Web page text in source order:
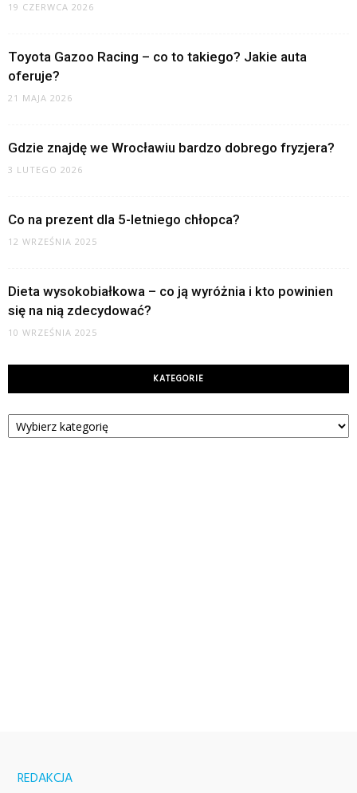
19 CZERWCA 2026
Toyota Gazoo Racing – co to takiego? Jakie auta
oferuje?
21 MAJA 2026
Gdzie znajdę we Wrocławiu bardzo dobrego fryzjera?
3 LUTEGO 2026
Co na prezent dla 5-letniego chłopca?
12 WRZEŚNIA 2025
Dieta wysokobiałkowa – co ją wyróżnia i kto powinien
się na nią zdecydować?
10 WRZEŚNIA 2025
KATEGORIE
Kategorie
REDAKCJA